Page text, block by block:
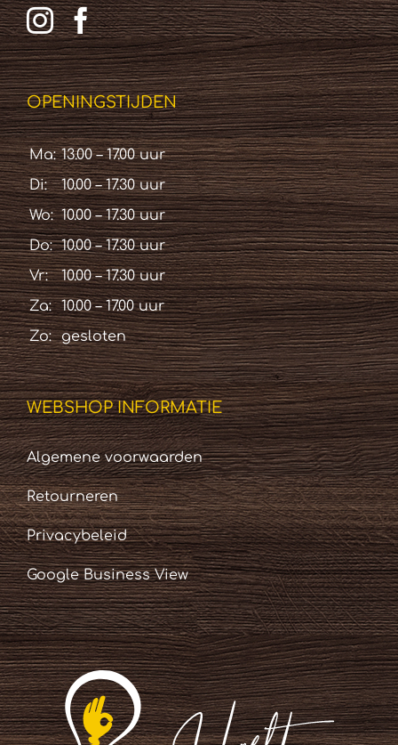
OPENINGSTIJDEN
Ma: 13.00 – 17.00 uur
Di:
10.00 – 17.30 uur
Wo: 10.00 – 17.30 uur
Do: 10.00 – 17.30 uur
Vr:
10.00 – 17.30 uur
Za:
10.00 – 17.00 uur
Zo:
gesloten
WEBSHOP INFORMATIE
Algemene voorwaarden
Retourneren
Privacybeleid
Google Business View